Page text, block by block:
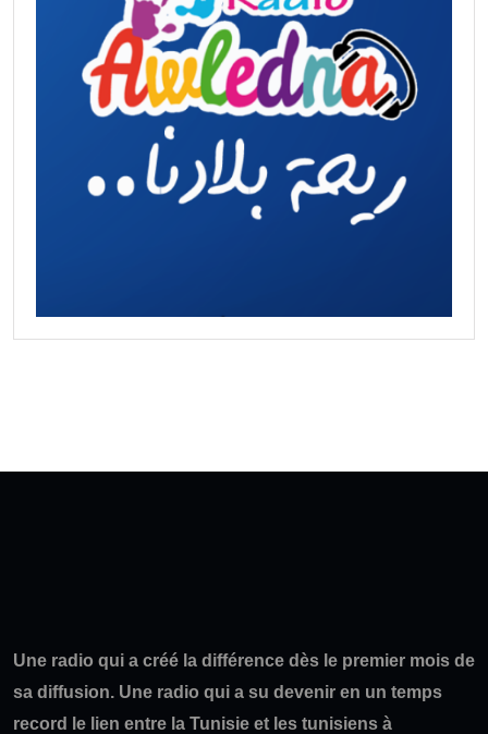
Une radio qui a créé la différence dès le premier mois de
sa diffusion. Une radio qui a su devenir en un temps
record le lien entre la Tunisie et les tunisiens à